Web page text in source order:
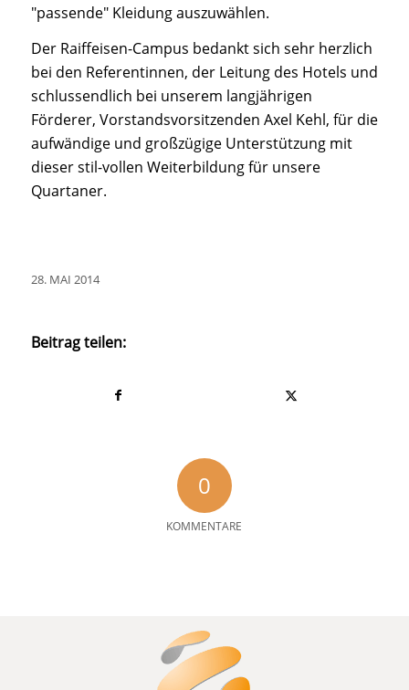
"passende" Kleidung auszuwählen.
Der Raiffeisen-Campus bedankt sich sehr herzlich
bei den Referentinnen, der Leitung des Hotels und
schlussendlich bei unserem langjährigen
Förderer, Vorstandsvorsitzenden Axel Kehl, für die
aufwändige und großzügige Unterstützung mit
dieser stil-vollen Weiterbildung für unsere
Quartaner.
28. MAI 2014
Beitrag teilen:
0
KOMMENTARE